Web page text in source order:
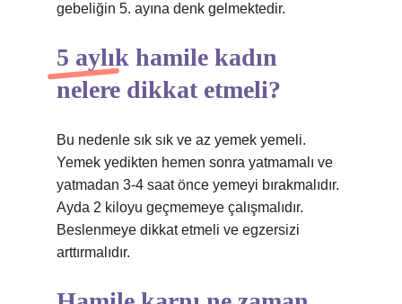
gebeliğin 5. ayına denk gelmektedir.
5 aylık hamile kadın
nelere dikkat etmeli?
Bu nedenle sık sık ve az yemek yemeli.
Yemek yedikten hemen sonra yatmamalı ve
yatmadan 3-4 saat önce yemeyi bırakmalıdır.
Ayda 2 kiloyu geçmemeye çalışmalıdır.
Beslenmeye dikkat etmeli ve egzersizi
arttırmalıdır.